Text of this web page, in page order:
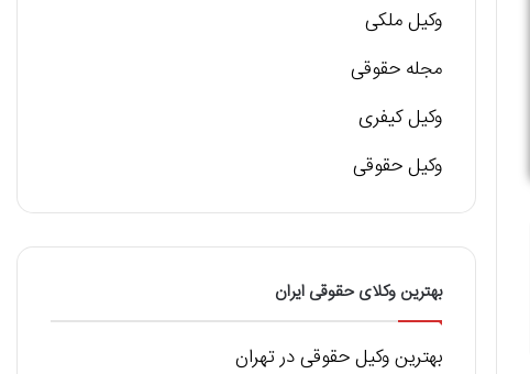
وکیل ملکی
مجله حقوقی
وکیل کیفری
وکیل حقوقی
بهترین وکلای حقوقی ایران
بهترین وکیل حقوقی در تهران